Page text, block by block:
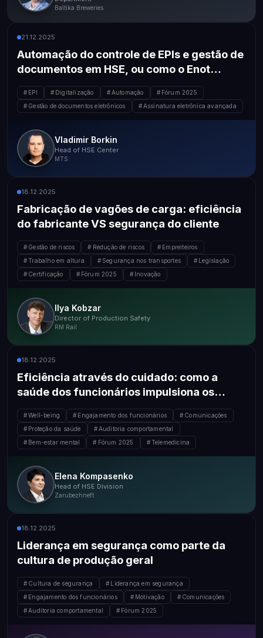
Baltika Breweries
21.12.2025
Automação do controle de EPIs e gestão de
documentos em HSE, ou como o Enot
colocou tudo em ordem
EPI Digitalização Automação
Fórum 2025
Gestão de documentos eletrônicos
Assinatura eletrônica avançada
Vladimir Borkin
Head of HSE Center
MTS
18.12.2025
Fabricação de vagões de carga: eficiência
do fabricante VS segurança do cliente
Gestão de riscos Redução de riscos
Empreiteiros
Trabalho em altura
Segurança nos transportes
Legislação
Certificação
Fórum 2025 Inovação
Ilya Kobzar
Director of Production Safety
RM Rail
18.12.2025
Eficiência através do cuidado: como a
saúde dos funcionários impulsiona os
resultados dos negócios
Well-being Engajamento dos funcionários
Comunicações
Proteção da saúde
Auditoria comportamental
Bem-estar mental
Fórum 2025 Telemedicina
Elena Kompasenko
Head of HSE Division
Zarubezhneft
18.12.2025
Liderança em segurança como parte da
cultura de produção geral
Cultura de segurança
Liderança em segurança
Engajamento dos funcionários
Motivação
Comunicações
Auditoria comportamental
Fórum 2025